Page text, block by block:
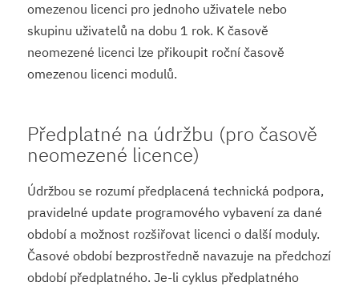
omezenou licenci pro jednoho uživatele nebo
skupinu uživatelů na dobu 1 rok. K časově
neomezené licenci lze přikoupit roční časově
omezenou licenci modulů.
Předplatné na údržbu (pro časově
neomezené licence)
Údržbou se rozumí předplacená technická podpora,
pravidelné update programového vybavení za dané
období a možnost rozšiřovat licenci o další moduly.
Časové období bezprostředně navazuje na předchozí
období předplatného. Je-li cyklus předplatného